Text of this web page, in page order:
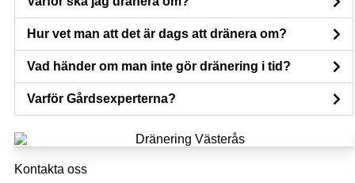
Hur vet man att det är dags att dränera om?
Vad händer om man inte gör dränering i tid?
Varför Gårdsexperterna?
Kontakta oss